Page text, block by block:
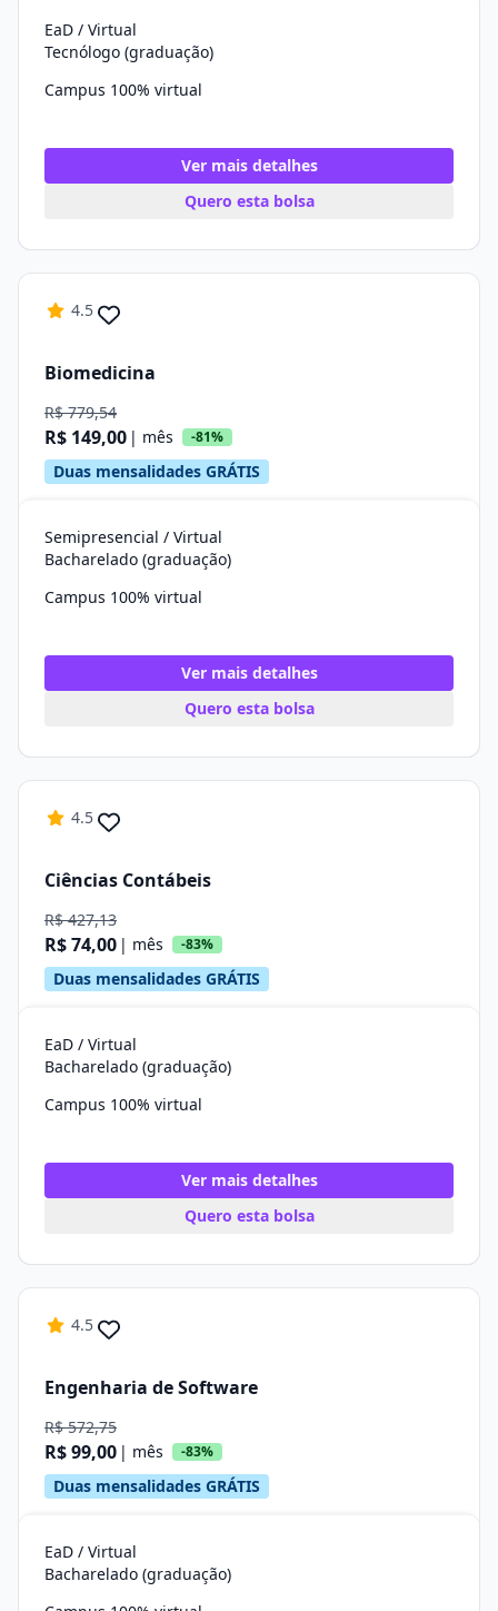
EaD / Virtual
Tecnólogo (graduação)
Campus 100% virtual
Ver mais detalhes
Quero esta bolsa
4.5
Biomedicina
R$ 779,54
R$ 149,00 | mês -81%
Duas mensalidades GRÁTIS
Semipresencial / Virtual
Bacharelado (graduação)
Campus 100% virtual
Ver mais detalhes
Quero esta bolsa
4.5
Ciências Contábeis
R$ 427,13
R$ 74,00 | mês -83%
Duas mensalidades GRÁTIS
EaD / Virtual
Bacharelado (graduação)
Campus 100% virtual
Ver mais detalhes
Quero esta bolsa
4.5
Engenharia de Software
R$ 572,75
R$ 99,00 | mês -83%
Duas mensalidades GRÁTIS
EaD / Virtual
Bacharelado (graduação)